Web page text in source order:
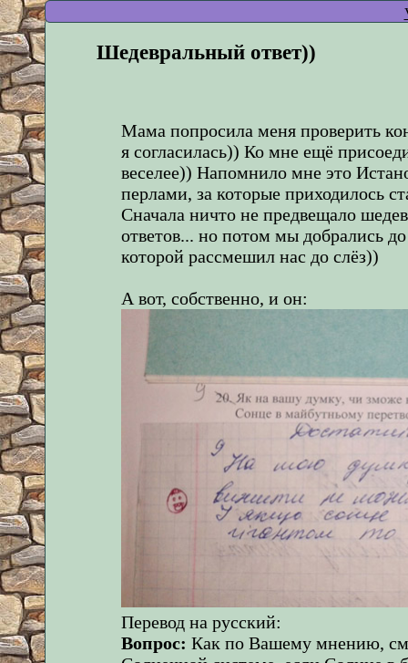
Шедевральный ответ))
Мама попросила меня проверить
я согласилась)) Ко мне ещё
веселее)) Напомнило мне это
перлами, за которые приходилось
Сначала ничто не предвещало
ответов... но потом мы добрались
которой рассмешил нас до слёз))
А вот, собственно, и он:
Перевод на русский:
Вопрос: Как по Вашему мнению,